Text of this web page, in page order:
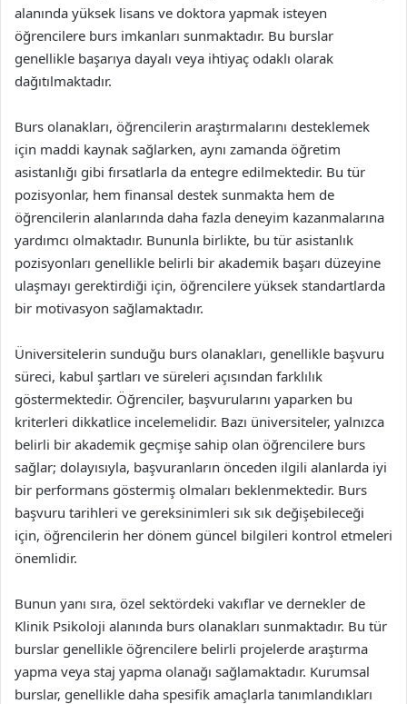
alanında yüksek lisans ve doktora yapmak isteyen
öğrencilere burs imkanları sunmaktadır. Bu burslar
genellikle başarıya dayalı veya ihtiyaç odaklı olarak
dağıtılmaktadır.
Burs olanakları, öğrencilerin araştırmalarını desteklemek
için maddi kaynak sağlarken, aynı zamanda öğretim
asistanlığı gibi fırsatlarla da entegre edilmektedir. Bu tür
pozisyonlar, hem finansal destek sunmakta hem de
öğrencilerin alanlarında daha fazla deneyim kazanmalarına
yardımcı olmaktadır. Bununla birlikte, bu tür asistanlık
pozisyonları genellikle belirli bir akademik başarı düzeyine
ulaşmayı gerektirdiği için, öğrencilere yüksek standartlarda
bir motivasyon sağlamaktadır.
Üniversitelerin sunduğu burs olanakları, genellikle başvuru
süreci, kabul şartları ve süreleri açısından farklılık
göstermektedir. Öğrenciler, başvurularını yaparken bu
kriterleri dikkatlice incelemelidir. Bazı üniversiteler, yalnızca
belirli bir akademik geçmişe sahip olan öğrencilere burs
sağlar; dolayısıyla, başvuranların önceden ilgili alanlarda iyi
bir performans göstermiş olmaları beklenmektedir. Burs
başvuru tarihleri ve gereksinimleri sık sık değişebileceği
için, öğrencilerin her dönem güncel bilgileri kontrol etmeleri
önemlidir.
Bunun yanı sıra, özel sektördeki vakıflar ve dernekler de
Klinik Psikoloji alanında burs olanakları sunmaktadır. Bu tür
burslar genellikle öğrencilere belirli projelerde araştırma
yapma veya staj yapma olanağı sağlamaktadır. Kurumsal
burslar, genellikle daha spesifik amaçlarla tanımlandıkları